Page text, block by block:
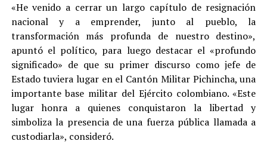
«He venido a cerrar un largo capítulo de resignación
nacional y a emprender, junto al pueblo, la
transformación más profunda de nuestro destino»,
apuntó el político, para luego destacar el «profundo
significado» de que su primer discurso como jefe de
Estado tuviera lugar en el Cantón Militar Pichincha, una
importante base militar del Ejército colombiano. «Este
lugar honra a quienes conquistaron la libertad y
simboliza la presencia de una fuerza pública llamada a
custodiarla», consideró.